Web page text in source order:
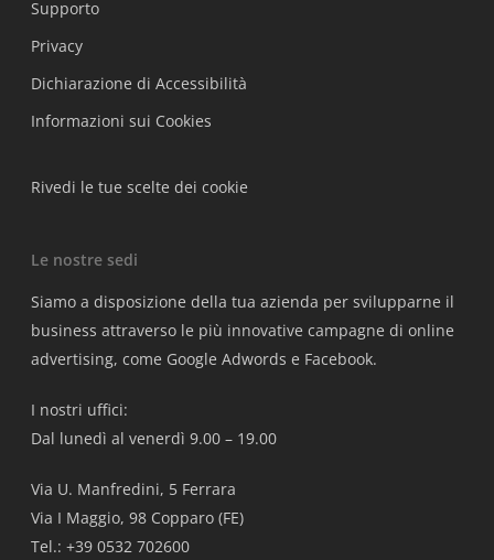
Supporto
Privacy
Dichiarazione di Accessibilità
Informazioni sui Cookies
Rivedi le tue scelte dei cookie
Le nostre sedi
Siamo a disposizione della tua azienda per svilupparne il
business attraverso le più innovative campagne di online
advertising, come Google Adwords e Facebook.
I nostri uffici:
Dal lunedì al venerdì 9.00 – 19.00
Via U. Manfredini, 5 Ferrara
Via I Maggio, 98 Copparo (FE)
Tel.: +39 0532 702600